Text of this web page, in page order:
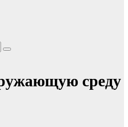
среду